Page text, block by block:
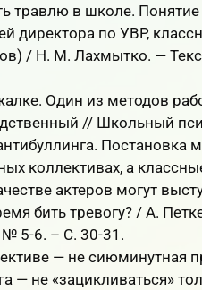
травлю в школе.
директора по УВР,
/ Н. М. Лахмытко. —
Один из методов
// Школьный
Постановка
коллективах, а
актеров могут
бить тревогу? / А.
5-6. – С. 30-31.
— не сиюминутная
— не «зацикливаться»